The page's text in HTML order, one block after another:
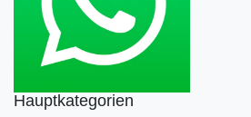
Hauptkategorien